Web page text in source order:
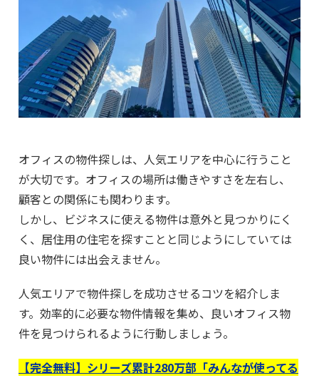
オフィスの物件探しは、人気エリアを中心に行うこと
が大切です。オフィスの場所は働きやすさを左右し、
顧客との関係にも関わります。
しかし、ビジネスに使える物件は意外と見つかりにく
く、居住用の住宅を探すことと同じようにしていては
良い物件には出会えません。
人気エリアで物件探しを成功させるコツを紹介しま
す。効率的に必要な物件情報を集め、良いオフィス物
件を見つけられるように行動しましょう。
【完全無料】シリーズ累計280万部「みんなが使ってる